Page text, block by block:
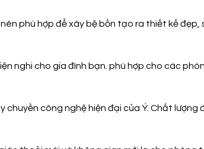
phù hợp để xây bệ bồn tạo ra thiết kế đẹp,
nghi cho gia đình bạn. phù hợp cho các
công nghệ hiện đại của Ý. Chất lượng